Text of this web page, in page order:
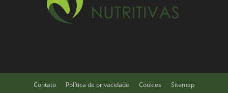
Contato Política de privacidade Cookies Sitemap